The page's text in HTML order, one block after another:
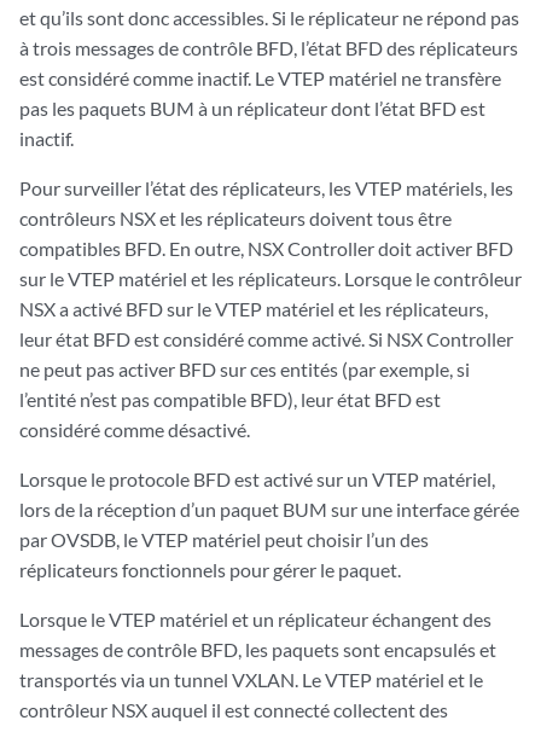
et qu’ils sont donc accessibles. Si le réplicateur ne répond pas
à trois messages de contrôle BFD, l’état BFD des réplicateurs
est considéré comme inactif. Le VTEP matériel ne transfère
pas les paquets BUM à un réplicateur dont l’état BFD est
inactif.
Pour surveiller l’état des réplicateurs, les VTEP matériels, les
contrôleurs NSX et les réplicateurs doivent tous être
compatibles BFD. En outre, NSX Controller doit activer BFD
sur le VTEP matériel et les réplicateurs. Lorsque le contrôleur
NSX a activé BFD sur le VTEP matériel et les réplicateurs,
leur état BFD est considéré comme activé. Si NSX Controller
ne peut pas activer BFD sur ces entités (par exemple, si
l’entité n’est pas compatible BFD), leur état BFD est
considéré comme désactivé.
Lorsque le protocole BFD est activé sur un VTEP matériel,
lors de la réception d’un paquet BUM sur une interface gérée
par OVSDB, le VTEP matériel peut choisir l’un des
réplicateurs fonctionnels pour gérer le paquet.
Lorsque le VTEP matériel et un réplicateur échangent des
messages de contrôle BFD, les paquets sont encapsulés et
transportés via un tunnel VXLAN. Le VTEP matériel et le
contrôleur NSX auquel il est connecté collectent des